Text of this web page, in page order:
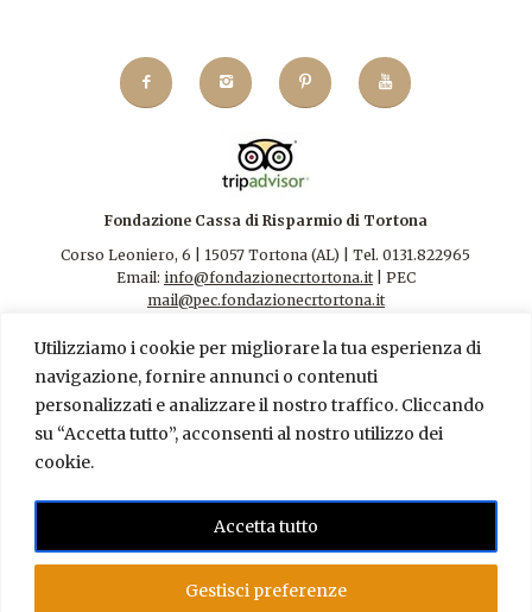
Utilizziamo i cookie per migliorare la tua esperienza di
navigazione, fornire annunci o contenuti
personalizzati e analizzare il nostro traffico. Cliccando
su “Accetta tutto”, acconsenti al nostro utilizzo dei
cookie.
Gestisci preferenze
Accetta tutto
Fondazione Cassa di Risparmio di Tortona
Corso Leoniero, 6 | 15057 Tortona (AL) | Tel. 0131.822965
Email: info@fondazionecrtortona.it| PEC
mail@pec.fondazionecrtortona.it
Contatti|Privacy Policy
FONDAZIONE CR TORTONA – AMMINISTRAZIONE
TRASPARENTE
RSI FONDAZIONE CR TORTONA S.r.l. – AMMINISTRAZIONE
TRASPARENTE